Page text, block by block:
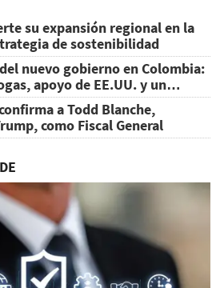
su expansión regional en la
de sostenibilidad
nuevo gobierno en Colombia:
apoyo de EE.UU. y un
a Todd Blanche,
como Fiscal General